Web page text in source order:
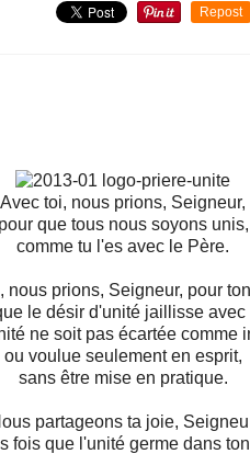
Repost
Avec toi, nous prions, Seigneur,
pour que tous nous soyons unis,
comme tu l'es avec le Père.
nous prions, Seigneur, pour
le désir d'unité jaillisse avec
ne soit pas écartée comme
ou voulue seulement en esprit,
sans être mise en pratique.
partageons ta joie,
fois que l'unité germe dans